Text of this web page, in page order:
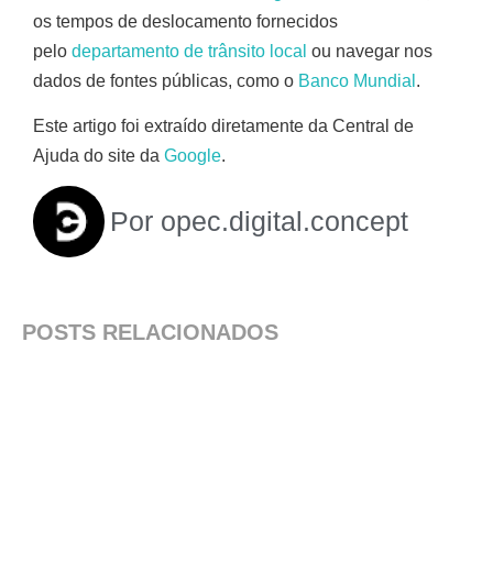
os tempos de deslocamento fornecidos
pelo departamento de trânsito local ou navegar nos
dados de fontes públicas, como o Banco Mundial .
Este artigo foi extraído diretamente da Central de
Ajuda do site da Google.
Por opec.digital.concept
POSTS RELACIONADOS